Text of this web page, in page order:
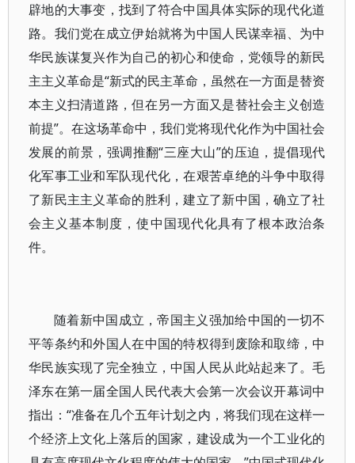
辟地的大事变，找到了符合中国具体实际的现代化道
路。我们党在成立伊始就将为中国人民谋幸福、为中
华民族谋复兴作为自己的初心和使命，党领导的新民
主主义革命是“新式的民主革命，虽然在一方面是替资
本主义扫清道路，但在另一方面又是替社会主义创造
前提”。在这场革命中，我们党将现代化作为中国社会
发展的前景，强调推翻“三座大山”的压迫，提倡现代
化军事工业和军队现代化，在艰苦卓绝的斗争中取得
了新民主主义革命的胜利，建立了新中国，确立了社
会主义基本制度，使中国现代化具有了根本政治条
件。
随着新中国成立，帝国主义强加给中国的一切不
平等条约和外国人在中国的特权得到废除和取缔，中
华民族实现了完全独立，中国人民从此站起来了。毛
泽东在第一届全国人民代表大会第一次会议开幕词中
指出：“准备在几个五年计划之内，将我们现在这样一
个经济上文化上落后的国家，建设成为一个工业化的